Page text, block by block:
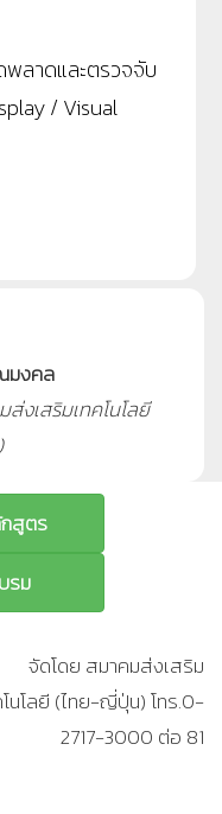
ลาดและตรวจจับ
/ Visual
มงคล
งเสริมเทคโนโลยี
สูตร
รม
จัดโดย สมาคมส่งเสริม
โนโลยี (ไทย-ญี่ปุ่น) โทร.0-
2717-3000 ต่อ 81